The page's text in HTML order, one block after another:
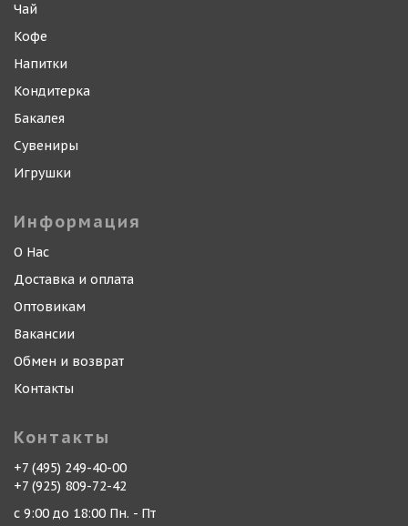
Чай
Кофе
Напитки
Кондитерка
Бакалея
Сувениры
Игрушки
Информация
О Нас
Доставка и оплата
Оптовикам
Вакансии
Обмен и возврат
Контакты
Контакты
+7 (495) 249-40-00
+7 (925) 809-72-42
с 9:00 до 18:00 Пн. - Пт